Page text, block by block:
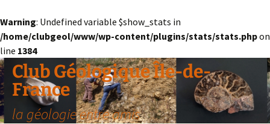
Warning: Undefined variable $show_stats in
/home/clubgeol/www/wp-content/plugins/stats/stats.phpon
line 1384
Aller
au
contenu
Club Géologique Île-de-
France
la géologie entre amis